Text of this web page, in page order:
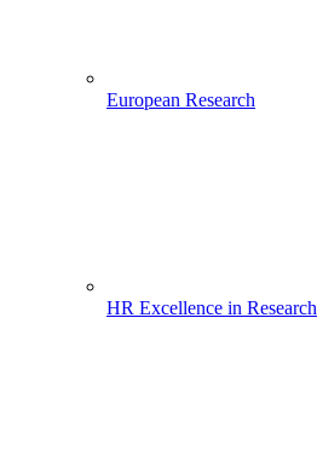
European Research
HR Excellence in Research